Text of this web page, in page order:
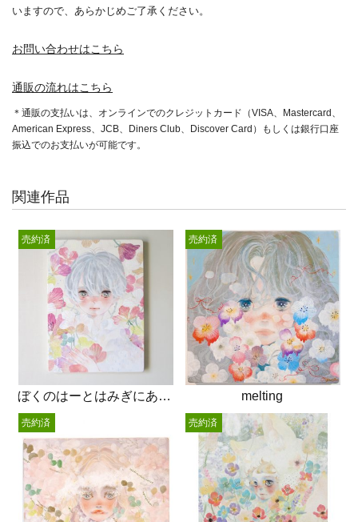
いますので、あらかじめご了承ください。
お問い合わせはこちら
通販の流れはこちら
＊通販の支払いは、オンラインでのクレジットカード（VISA、Mastercard、
American Express、JCB、Diners Club、Discover Card）もしくは銀行口座
振込でのお支払いが可能です。
関連作品
ぼくのはーとはみぎにあるのかもしれないし
売約済
melting
売約済
売約済 売約済